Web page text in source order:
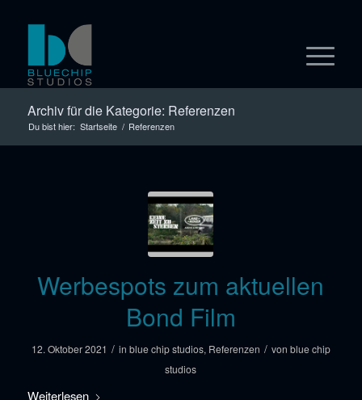
Archiv für die Kategorie: Referenzen
Du bist hier: Startseite / Referenzen
Werbespots zum aktuellen
Bond Film
12. Oktober 2021 / in blue chip studios, Referenzen / von blue chip
studios
Weiterlesen